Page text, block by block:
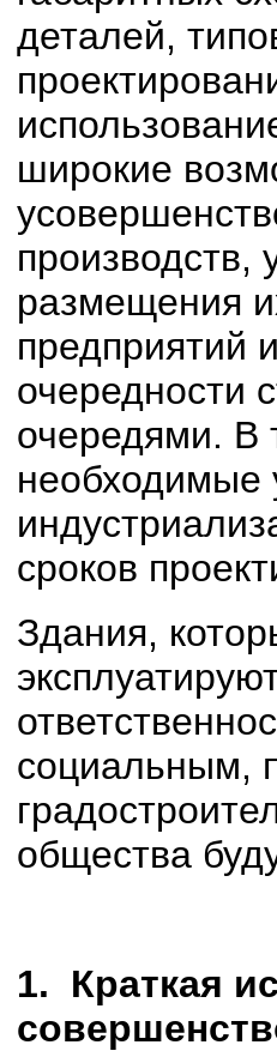
деталей,
широкие
производств,
размещения
предприятий
очередности
очередями. В
необходимые
сроков
Здания,
социальным,
общества
1. Краткая